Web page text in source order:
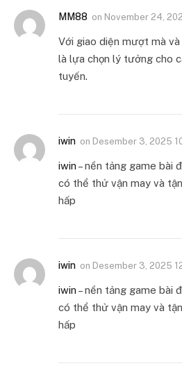
MM88 on November 24,
Với giao diện mượt mà và
là lựa chọn lý tưởng cho
tuyến.
iwin on Desember 3, 2025
iwin – nền tảng game bài
có thể thử vận may và
hấp
iwin on Desember 3, 2025
iwin – nền tảng game bài
có thể thử vận may và
hấp